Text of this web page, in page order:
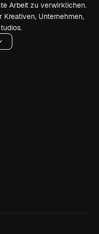
Arbeit zu verwirklichen.
Unternehmen,